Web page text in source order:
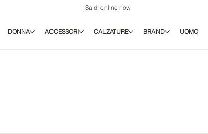
Saldi online now
DONNA ACCESSORI CALZATURE BRAND UOMO